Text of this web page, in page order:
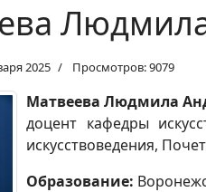
2025 Просмотров: 9079
Матвеева Людмила
доцент кафедры
искусствоведения,
Образование: